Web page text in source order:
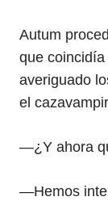
Autum
que
averiguado
el
—¿Y ahora
—Hemos